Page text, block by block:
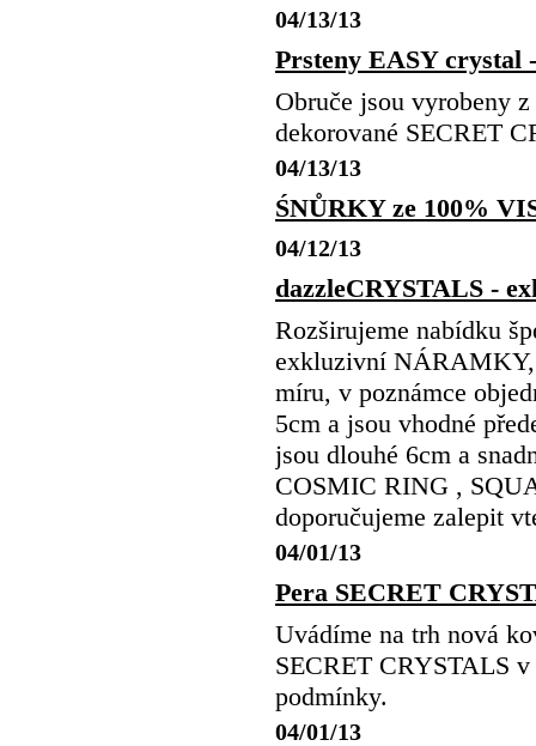
04/13/13
Prsteny EASY crystal
Obruče jsou vyrobeny
dekorované SECRET
04/13/13
ŚNŮRKY ze 100%
04/12/13
dazzleCRYSTALS -
Rozširujeme nabídku
exkluzivní NÁRAMKY,
míru, v poznámce
5cm a jsou vhodné
jsou dlouhé 6cm a
COSMIC RING ,
doporučujeme zalepit
04/01/13
Pera SECRET
Uvádíme na trh nová
SECRET CRYSTALS
podmínky.
04/01/13